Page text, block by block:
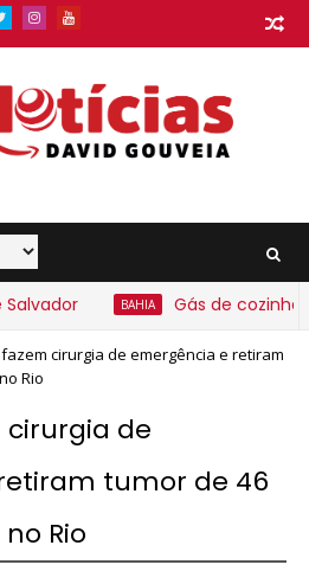
BAHIA Gás de cozinha
cirurgia de emergência e retiram
Rio
cirurgia de
tumor de 46
Rio